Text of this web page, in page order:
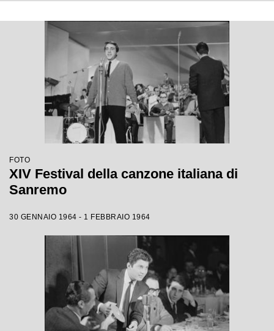
FOTO
XIV Festival della canzone italiana di
Sanremo
30 GENNAIO 1964 - 1 FEBBRAIO 1964